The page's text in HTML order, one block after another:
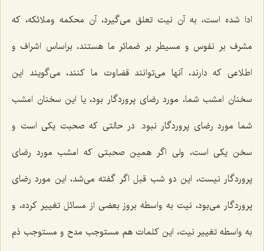
ادا شده است، به آن نیت تعلق می‌گیرد، آن محکمه وملائکه، که
مشرف بر نفوس و مسیطر بر ضمائر ما هستند، براساس اشراف و
اطلاعی که دارند، آنها می‌توانند قضاوت ما کنند، می‌گویند این
سخنان امشب شما، مورد رضای پروردگار بود، یا این سخنان امشب
شما مورد رضای پروردگار نبود. در حالتی که صحبت یکی است و
سخن یکی است، ولی اگر همین صحبتی که امشب مورد رضای
پروردگار نیست، این دو شب قبل اگر گفته می‌شد، این مورد رضای
پروردگار می‌بود، نیت به واسطه بروز بعضی از مسائل تغییر کرده، و
به واسطه تغییر نیت، این کلمات هم مستوجب مدح و مستوجب ذم